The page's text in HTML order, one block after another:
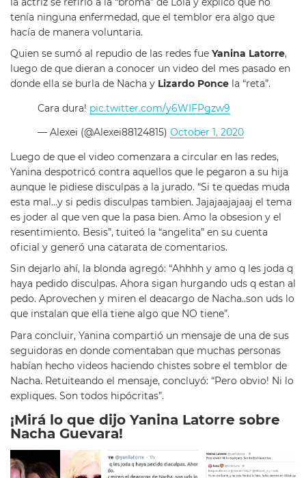
tenía ninguna enfermedad, que el temblor era algo que
hacía de manera voluntaria.
Quien se sumó al repudio de las redes fue Yanina Latorre,
luego de que dieran a conocer un video del mes pasado en
donde ella se burla de Nacha y Lizardo Ponce la “reta”.
Cara dura! pic.twitter.com/y6WIFPgzw9
— Alexei (@Alexei88124815) October 1, 2020
Luego de que el video comenzara a circular en las redes,
Yanina despotricó contra aquellos que le pegaron a su hija
aunque le pidiese disculpas a la jurado. “Si te quedas muda
esta mal…y si pedis disculpas tambien. Jajajaajajaaj el tema
es joder al que ven que la pasa bien. Amo la obsesion y el
resentimiento. Besis”, tuiteó la “angelita” en su cuenta
oficial y generó una catarata de comentarios.
Sin dejarlo ahí, la blonda agregó: “Ahhhh y amo q les joda q
haya pedido disculpas. Ahora sigan hurgando uds q estan al
pedo. Aprovechen y miren el deacargo de Nacha..son uds lo
que instalan que ella tiene algo que NO tiene”.
Para concluir, Yanina compartió un mensaje de una de sus
seguidoras en donde comentaban que muchas personas
habían hecho videos haciendo chistes sobre el temblor de
Nacha. Retuiteando el mensaje, concluyó: “Pero obvio! Ni lo
expliques. Son todos hipócritas”.
¡Mirá lo que dijo Yanina Latorre sobre
Nacha Guevara!